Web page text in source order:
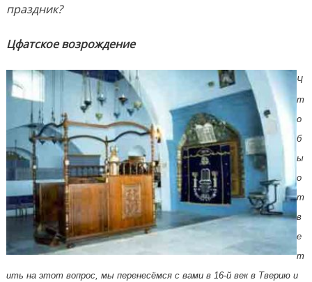
праздник?
Цфатское возрождение
Ч
т
о
б
ы
о
т
в
е
т
ить на этот вопрос, мы перенесёмся с вами в 16-й век в Тверию и